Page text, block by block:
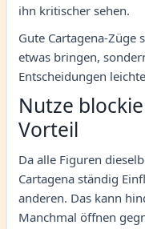
ihn kritischer sehen.
Gute Cartagena-
etwas bringen,
Entscheidungen
Nutze
Vorteil
Da alle Figuren
Cartagena ständig
anderen. Das kann
Manchmal öffnen